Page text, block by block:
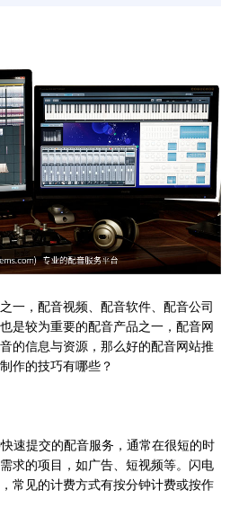
一，配音视频、配音软件、配音公司
是较为重要的配音产品之一，配音网
的信息与资源，那么好的配音网站推
作的技巧有哪些？
速提交的配音服务，通常在很短的时
求的项目，如广告、短视频等。闪电
常见的计费方式有按分钟计费或按作